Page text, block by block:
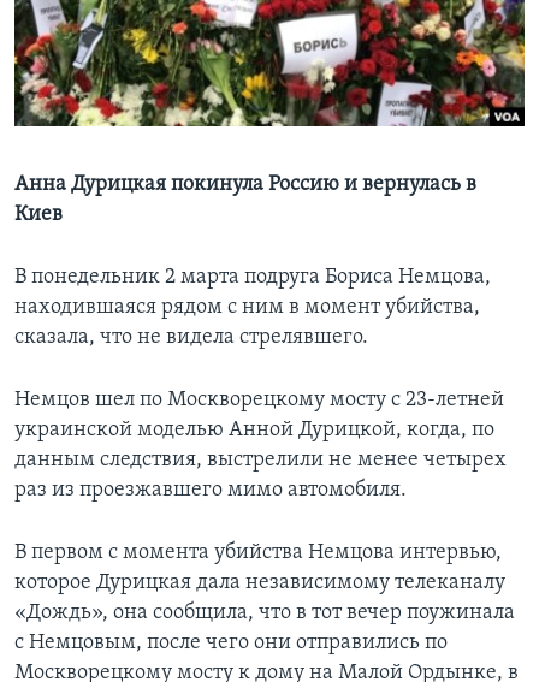
Learning English
СОЦИАЛЬНЫЕ СЕТИ
Языки
Анна Дурицкая покинула Россию и вернулась в
Киев
В понедельник 2 марта подруга Бориса Немцова,
находившаяся рядом с ним в момент убийства,
сказала, что не видела стрелявшего.
Немцов шел по Москворецкому мосту с 23-летней
украинской моделью Анной Дурицкой, когда, по
данным следствия, выстрелили не менее четырех
раз из проезжавшего мимо автомобиля.
В первом с момента убийства Немцова интервью,
которое Дурицкая дала независимому телеканалу
«Дождь», она сообщила, что в тот вечер поужинала
с Немцовым, после чего они отправились по
Москворецкому мосту к дому на Малой Ордынке, в